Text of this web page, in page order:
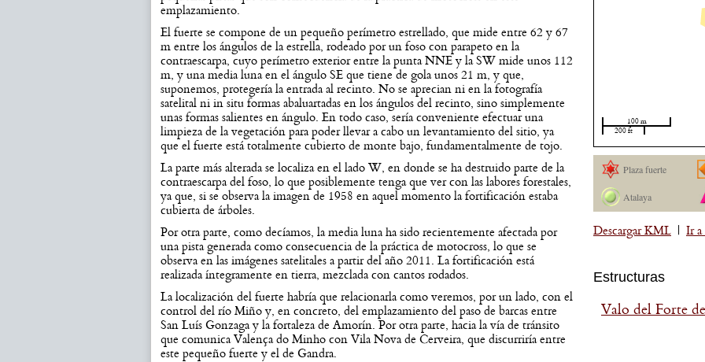
emplazamiento.
El fuerte se compone de un pequeño perímetro estrellado, que mide entre 62 y 67
m entre los ángulos de la estrella, rodeado por un foso con parapeto en la
contraescarpa, cuyo perímetro exterior entre la punta NNE y la SW mide unos 112
m, y una media luna en el ángulo SE que tiene de gola unos 21 m, y que,
suponemos, protegería la entrada al recinto. No se aprecian ni en la fotografía
satelital ni in situ formas abaluartadas en los ángulos del recinto, sino simplemente
unas formas salientes en ángulo. En todo caso, sería conveniente efectuar una
limpieza de la vegetación para poder llevar a cabo un levantamiento del sitio, ya
que el fuerte está totalmente cubierto de monte bajo, fundamentalmente de tojo.
La parte más alterada se localiza en el lado W, en donde se ha destruido parte de la
contraescarpa del foso, lo que posiblemente tenga que ver con las labores forestales,
ya que, si se observa la imagen de 1958 en aquel momento la fortificación estaba
cubierta de árboles.
Por otra parte, como decíamos, la media luna ha sido recientemente afectada por
una pista generada como consecuencia de la práctica de motocross, lo que se
observa en las imágenes satelitales a partir del año 2011. La fortificación está
realizada íntegramente en tierra, mezclada con cantos rodados.
La localización del fuerte habría que relacionarla como veremos, por un lado, con el
control del río Miño y, en concreto, del emplazamiento del paso de barcas entre
San Luís Gonzaga y la fortaleza de Amorín. Por otra parte, hacia la vía de tránsito
que comunica Valença do Minho con Vila Nova de Cerveira, que discurriría entre
este pequeño fuerte y el de Gandra.
100 m
200 ft
Plaza fuerte
Atalaya
Descargar KML | Ir a
Estructuras
Valo del Forte